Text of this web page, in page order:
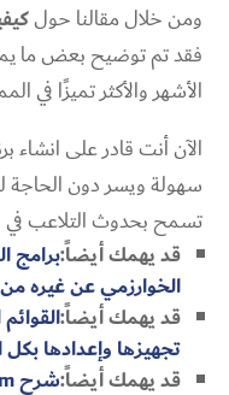
ومن خلال مقالنا حول
فقد تم توضيح بعض ما
الأشهر والأكثر تميزًا في
الآن أنت قادر على
سهولة ويسر دون الحاجة
تسمح بحدوث التلاعب
قد يهمك أيضاً:برامج
الخوارزمي عن غيره
قد يهمك أيضاً:
تجهيزها وإعدادها
قد يهمك أيضاً: